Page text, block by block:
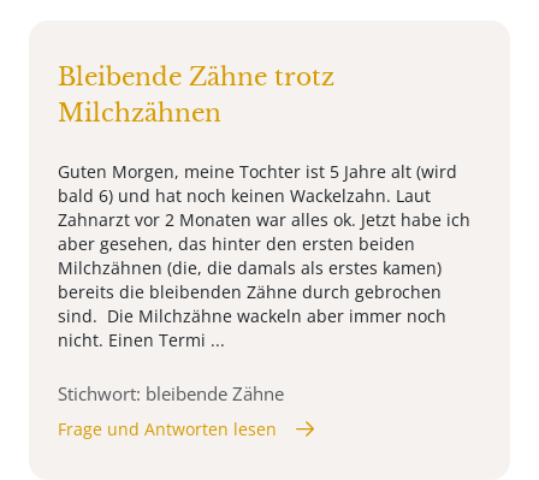
Bleibende Zähne trotz
Milchzähnen
Guten Morgen, meine Tochter ist 5 Jahre alt (wird
bald 6) und hat noch keinen Wackelzahn. Laut
Zahnarzt vor 2 Monaten war alles ok. Jetzt habe ich
aber gesehen, das hinter den ersten beiden
Milchzähnen (die, die damals als erstes kamen)
bereits die bleibenden Zähne durch gebrochen
sind. Die Milchzähne wackeln aber immer noch
nicht. Einen Termi ...
Stichwort: bleibende Zähne
Frage und Antworten lesen